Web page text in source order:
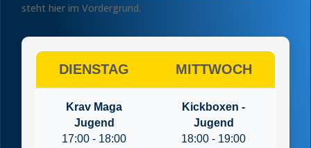
steht hier im Vordergrund.
DIENSTAG MITTWOCH
Krav Maga
Jugend
17:00 - 18:00
Kickboxen -
Jugend
18:00 - 19:00